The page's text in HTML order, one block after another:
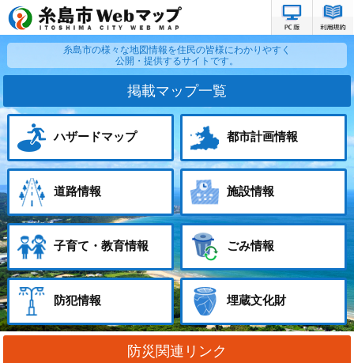
PC版サ
糸島市の様々な地図情報を住民の皆様にわかりやすく
公開・提供するサイトです。
掲載マップ一覧
ハザードマップ 都市計画情報
道路情報 施設情報
子育て・教育情報 ごみ情報
防犯情報 埋蔵文化財
防災関連リンク